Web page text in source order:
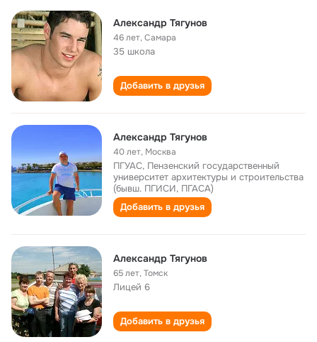
Александр Тягунов
46 лет,Самара
35 школа
Добавить в друзья
Александр Тягунов
40 лет, Москва
ПГУАС, Пензенский государственный
университет архитектуры и строительства
(бывш. ПГИСИ, ПГАСА)
Добавить в друзья
Александр Тягунов
65 лет,Томск
Лицей 6
Добавить в друзья